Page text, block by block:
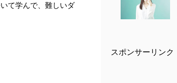
て学んで、難しいダ
スポンサーリンク